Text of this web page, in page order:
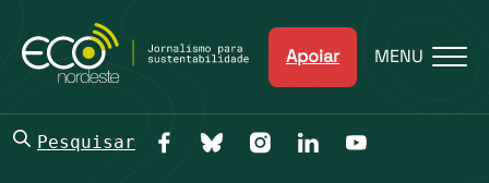
Apoiar MENU
Pesquisar